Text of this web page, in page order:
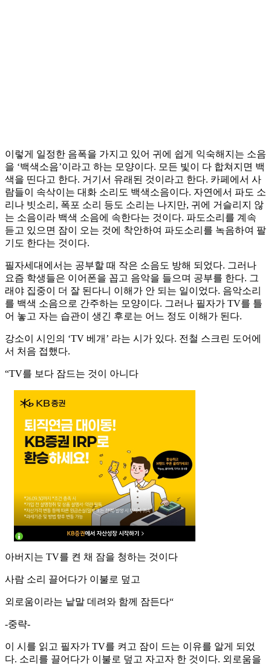
이렇게 일정한 음폭을 가지고 있어 귀에 쉽게 익숙해지는 소음
을 ‘백색소음’이라고 하는 모양이다. 모든 빛이 다 합쳐지면 백
색을 띤다고 한다. 거기서 유래된 것이라고 한다. 카페에서 사
람들이 속삭이는 대화 소리도 백색소음이다. 자연에서 파도 소
리나 빗소리, 폭포 소리 등도 소리는 나지만, 귀에 거슬리지 않
는 소음이라 백색 소음에 속한다는 것이다. 파도소리를 계속
듣고 있으면 잠이 오는 것에 착안하여 파도소리를 녹음하여 팔
기도 한다는 것이다.
필자세대에서는 공부할 때 작은 소음도 방해 되었다. 그러나
요즘 학생들은 이어폰을 꼽고 음악을 들으며 공부를 한다. 그
래야 집중이 더 잘 된다니 이해가 안 되는 일이었다. 음악소리
를 백색 소음으로 간주하는 모양이다. 그러나 필자가 TV를 틀
어 놓고 자는 습관이 생긴 후로는 어느 정도 이해가 된다.
강소이 시인의 ‘TV 베개’ 라는 시가 있다. 전철 스크린 도어에
서 처음 접했다.
“TV를 보다 잠드는 것이 아니다
아버지는 TV를 켠 채 잠을 청하는 것이다
사람 소리 끌어다가 이불로 덮고
외로움이라는 낱말 데려와 함께 잠든다“
-중략-
이 시를 읽고 필자가 TV를 켜고 잠이 드는 이유를 알게 되었
다. 소리를 끌어다가 이불로 덮고 자고자 한 것이다. 외로움을